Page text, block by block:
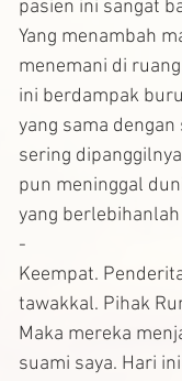
pasien ini sangat
Yang menambah
menemani di
ini berdampak
yang sama
sering
pun meninggal
yang
-
Keempat.
tawakkal. Pihak
Maka mereka
suami saya. Hari